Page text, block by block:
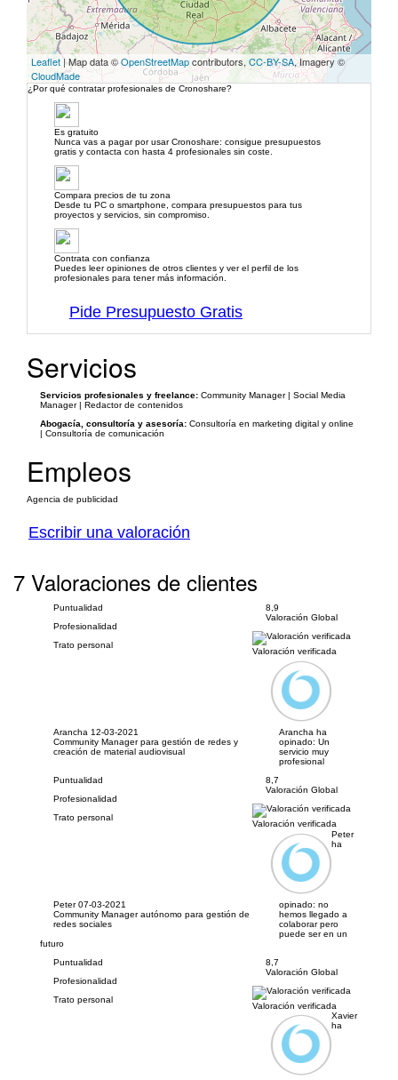
Leaflet | Map data ©OpenStreetMapcontributors, CC-BY-SA, Imagery ©
CloudMade
¿Por qué contratar profesionales de Cronoshare?
Es gratuito
Nunca vas a pagar por usar Cronoshare: consigue presupuestos
gratis y contacta con hasta 4 profesionales sin coste.
Compara precios de tu zona
Desde tu PC o smartphone, compara presupuestos para tus
proyectos y servicios, sin compromiso.
Contrata con confianza
Puedes leer opiniones de otros clientes y ver el perfil de los
profesionales para tener más información.
Pide Presupuesto Gratis
Servicios
Servicios profesionales y freelance: Community Manager | Social Media
Manager | Redactor de contenidos
Abogacía, consultoría y asesoría: Consultoría en marketing digital y online
| Consultoría de comunicación
Empleos
Agencia de publicidad
Escribir una valoración
7 Valoraciones de clientes
Puntualidad
Profesionalidad
Trato personal
8,9
Valoración Global
Valoración verificada
Arancha 12-03-2021
Community Manager para gestión de redes y
creación de material audiovisual
Arancha ha
opinado: Un
servicio muy
profesional
Puntualidad
Profesionalidad
Trato personal
8,7
Valoración Global
Valoración verificada
Peter07-03-2021
Community Manager autónomo para gestión de
redes sociales
Peter
ha
opinado: no
hemos llegado a
colaborar pero
puede ser en un
futuro
Puntualidad
Profesionalidad
Trato personal
8,7
Valoración Global
Valoración verificada
Xavier
ha